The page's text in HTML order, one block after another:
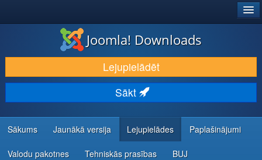
LEJUPIELĀDĒT UN PAPLAŠINĀT
ATKLĀJ UN IEMĀCIES
KOPIENA UN ATBALSTS
IZSTRĀDĀTĀJU RESURSI
Joomla! Downloads
Lejupielādēt
Sākt
Sākums Jaunākā versija Lejupielādes Paplašinājumi
Valodu pakotnes Tehniskās prasības BUJ